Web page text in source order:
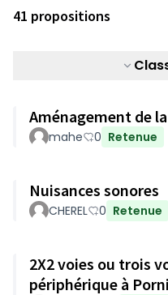
41 propositions
Aménagement de la
mahe 0 Retenue
Nuisances sonores
CHEREL 0 Retenue
2X2 voies ou trois voies. créer un petit
périphérique à